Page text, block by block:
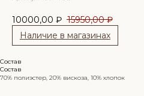
10000,00 ₽ 15950,00 ₽
Наличие в магазинах
Состав
Состав
70% полиэстер, 20% вискоза, 10% хлопок